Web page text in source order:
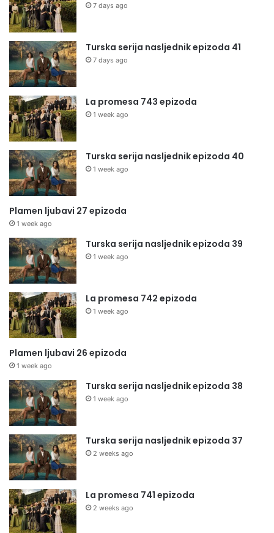
7 days ago
Turska serija nasljednik epizoda 41
7 days ago
La promesa 743 epizoda
1 week ago
Turska serija nasljednik epizoda 40
1 week ago
Plamen ljubavi 27 epizoda
1 week ago
Turska serija nasljednik epizoda 39
1 week ago
La promesa 742 epizoda
1 week ago
Plamen ljubavi 26 epizoda
1 week ago
Turska serija nasljednik epizoda 38
1 week ago
Turska serija nasljednik epizoda 37
2 weeks ago
La promesa 741 epizoda
2 weeks ago